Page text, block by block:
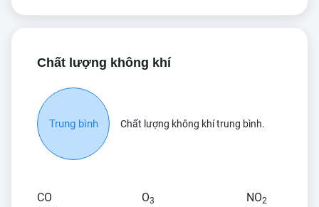
Chất lượng không khí
Trung bình Chất lượng không khí trung bình.
CO
O3 NO2